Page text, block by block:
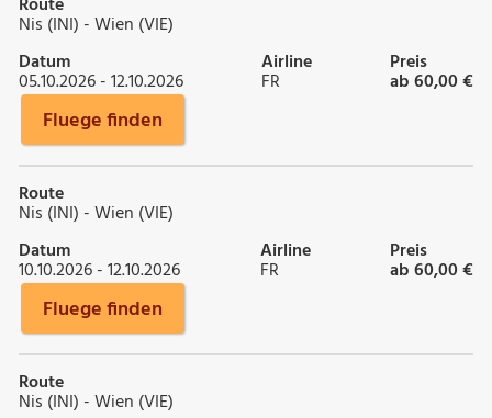
Nis (INI) - Wien (VIE)
Datum
05.10.2026 - 12.10.2026
Airline
FR
Preis
ab 60,00 €
Fluege finden
Route
Nis (INI) - Wien (VIE)
Datum
10.10.2026 - 12.10.2026
Airline
FR
Preis
ab 60,00 €
Fluege finden
Route
Nis (INI) - Wien (VIE)